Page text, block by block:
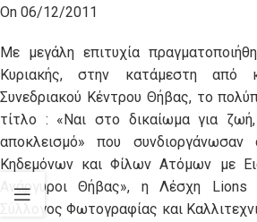
On 06/12/2011
Με μεγάλη επιτυχία
Κυριακής, στην κατάμεστη από
Συνεδριακού Κέντρου Θήβας, το
τίτλο : «Ναι στο δικαίωμα για
αποκλεισμό» που
Κηδεμόνων και Φίλων Ατόμων με
Ανάργυροι Θήβας», η Λέσχη Lions
Σύλλογος Φωτογραφίας και